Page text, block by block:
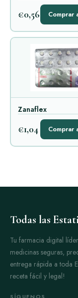
€0,56 Comprar
Zanaflex
€1,04 Comprar
Todas las
Tu farmacia digital
medicinas seguras,
entrega rápida a toda
receta fácil y legal!